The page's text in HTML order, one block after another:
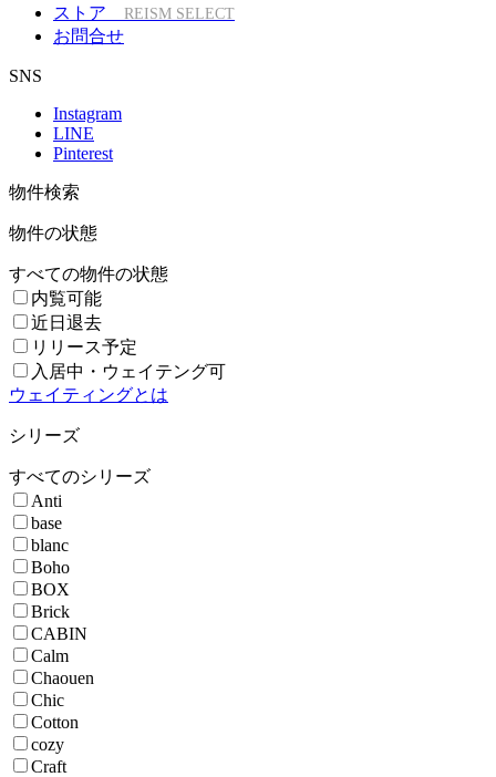
ストア REISM SELECT
お問合せ
SNS
Instagram
LINE
Pinterest
物件検索
物件の状態
すべての物件の状態
内覧可能
近日退去
リリース予定
入居中・ウェイテング可
ウェイティングとは
シリーズ
すべてのシリーズ
Anti
base
blanc
Boho
BOX
Brick
CABIN
Calm
Chaouen
Chic
Cotton
cozy
Craft